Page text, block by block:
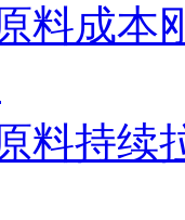
料成本
料持续